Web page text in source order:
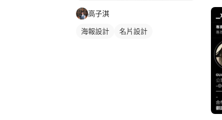
高子淇
海報設計 名片設計